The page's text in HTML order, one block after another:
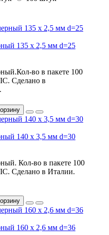
135 х 2,5 мм d=25
во в пакете 100
Сделано в
140 х 3,5 мм d=30
Кол-во в пакете 100
Сделано в Италии.
160 х 2,6 мм d=36